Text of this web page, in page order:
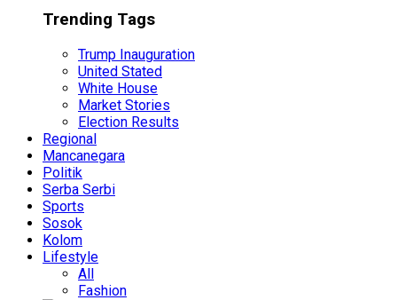
Trending Tags
Trump Inauguration
United Stated
White House
Market Stories
Election Results
Regional
Mancanegara
Politik
Serba Serbi
Sports
Sosok
Kolom
Lifestyle
All
Fashion